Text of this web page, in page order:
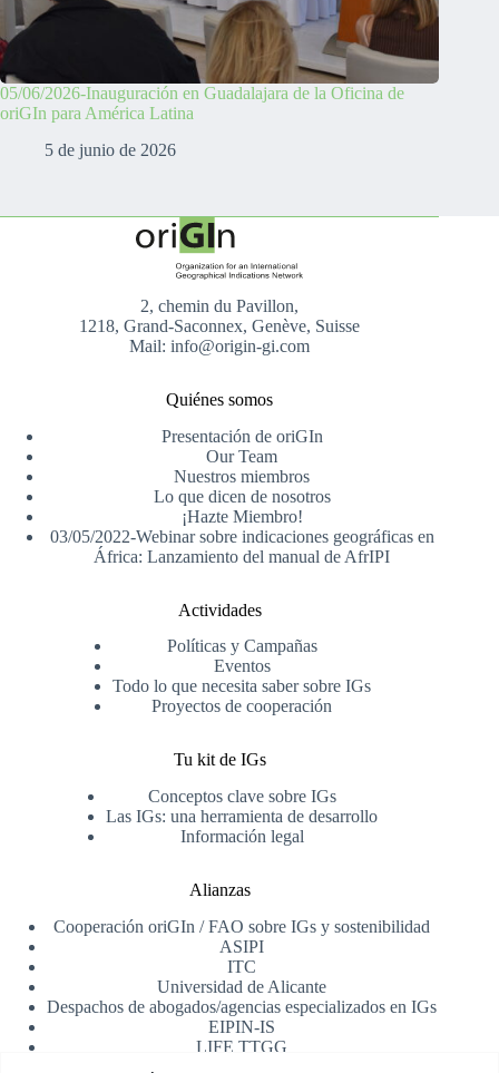
05/06/2026-Inauguración en Guadalajara de la Oficina de
oriGIn para América Latina
5 de junio de 2026
2, chemin du Pavillon,
1218, Grand-Saconnex, Genève, Suisse
Mail: info@origin-gi.com
Quiénes somos
Presentación de oriGIn
Our Team
Nuestros miembros
Lo que dicen de nosotros
¡Hazte Miembro!
03/05/2022-Webinar sobre indicaciones geográficas en
África: Lanzamiento del manual de AfrIPI
Actividades
Políticas y Campañas
Eventos
Todo lo que necesita saber sobre IGs
Proyectos de cooperación
Tu kit de IGs
Conceptos clave sobre IGs
Las IGs: una herramienta de desarrollo
Información legal
Alianzas
Cooperación oriGIn / FAO sobre IGs y sostenibilidad
ASIPI
ITC
Universidad de Alicante
Despachos de abogados/agencias especializados en IGs
EIPIN-IS
LIFE TTGG